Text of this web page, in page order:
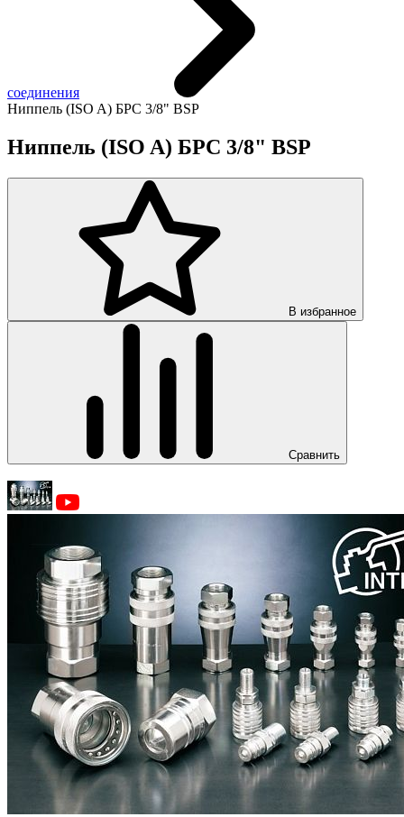
соединения
Ниппель (ISO A) БРС 3/8" BSP
Ниппель (ISO A) БРС 3/8" BSP
В избранное
Сравнить